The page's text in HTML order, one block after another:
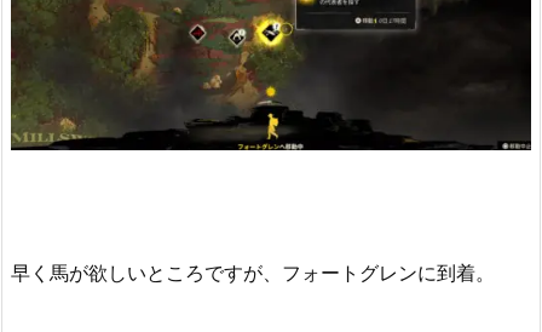
早く馬が欲しいところですが、フォートグレンに到着。